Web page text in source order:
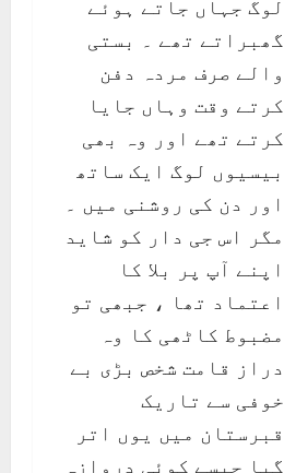
لوگ جہاں جاتے ہوئے
گھبراتے تھے ۔ بستی
والے صرف مردہ دفن
کرتے وقت وہاں جایا
کرتے تھے اور وہ بھی
بیسیوں لوگ ایک ساتھ
اور دن کی روشنی میں ۔
مگر اس جی دار کو شاید
اپنے آپ پر بلا کا
اعتماد تھا ، جبھی تو
مضبوط کاٹھی کا وہ
دراز قامت شخص بڑی بے
خوفی سے تاریک
قبرستان میں یوں اتر
گیا جیسے کوئی دروازہ